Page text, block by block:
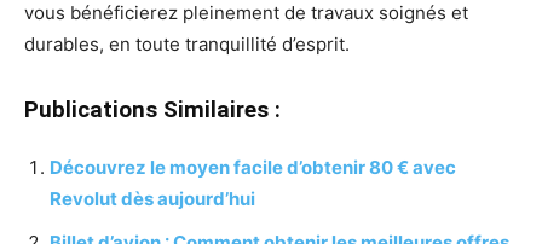
vous bénéficierez pleinement de travaux soignés et
durables, en toute tranquillité d’esprit.
Publications Similaires :
Découvrez le moyen facile d’obtenir 80 € avec
Revolut dès aujourd’hui